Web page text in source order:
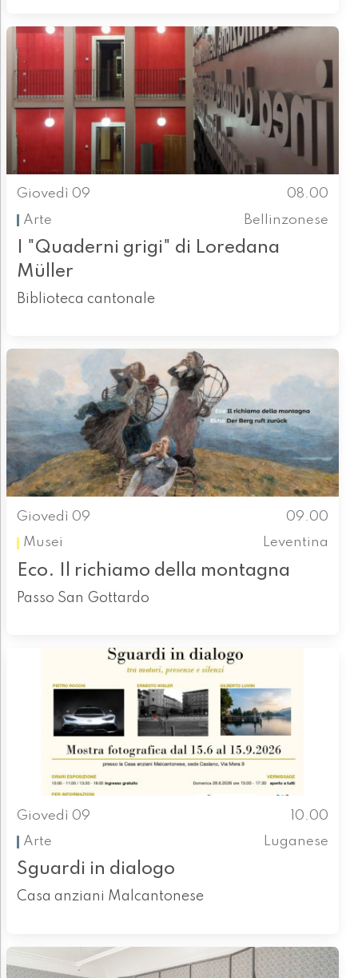
Giovedì 09
08.00
Arte
Bellinzonese
I "Quaderni grigi" di Loredana
Müller
Biblioteca cantonale
Giovedì 09
09.00
Musei
Leventina
Eco. Il richiamo della montagna
Passo San Gottardo
Giovedì 09
10.00
Arte
Luganese
Sguardi in dialogo
Casa anziani Malcantonese